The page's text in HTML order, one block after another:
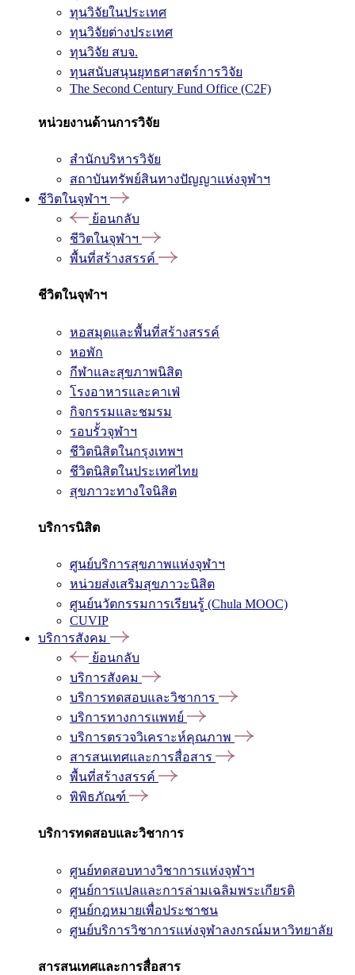
ทุนวิจัยในประเทศ
ทุนวิจัยต่างประเทศ
ทุนวิจัย สบจ.
ทุนสนับสนุนยุทธศาสตร์การวิจัย
The Second Century Fund Office (C2F)
หน่วยงานด้านการวิจัย
สำนักบริหารวิจัย
สถาบันทรัพย์สินทางปัญญาแห่งจุฬาฯ
ชีวิตในจุฬาฯ
ย้อนกลับ
ชีวิตในจุฬาฯ
พื้นที่สร้างสรรค์
ชีวิตในจุฬาฯ
หอสมุดและพื้นที่สร้างสรรค์
หอพัก
กีฬาและสุขภาพนิสิต
โรงอาหารและคาเฟ่
กิจกรรมและชมรม
รอบรั้วจุฬาฯ
ชีวิตนิสิตในกรุงเทพฯ
ชีวิตนิสิตในประเทศไทย
สุขภาวะทางใจนิสิต
บริการนิสิต
ศูนย์บริการสุขภาพแห่งจุฬาฯ
หน่วยส่งเสริมสุขภาวะนิสิต
ศูนย์นวัตกรรมการเรียนรู้ (Chula MOOC)
CUVIP
บริการสังคม
ย้อนกลับ
บริการสังคม
บริการทดสอบและวิชาการ
บริการทางการแพทย์
บริการตรวจวิเคราะห์คุณภาพ
สารสนเทศและการสื่อสาร
พื้นที่สร้างสรรค์
พิพิธภัณฑ์
บริการทดสอบและวิชาการ
ศูนย์ทดสอบทางวิชาการแห่งจุฬาฯ
ศูนย์การแปลและการล่ามเฉลิมพระเกียรติ
ศูนย์กฎหมายเพื่อประชาชน
ศูนย์บริการวิชาการแห่งจุฬาลงกรณ์มหาวิทยาลัย
สารสนเทศและการสื่อสาร